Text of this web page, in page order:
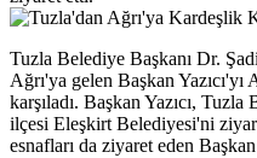
Tuzla Belediye Başkanı Dr.
Ağrı'ya gelen Başkan
karşıladı. Başkan Yazıcı,
ilçesi Eleşkirt Belediyesi'ni
esnafları da ziyaret eden